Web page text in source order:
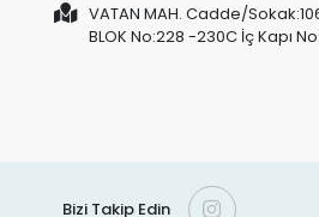
VATAN MAH. Cadde/
BLOK No:228 -230C İç Kapı
Bizi Takip Edin